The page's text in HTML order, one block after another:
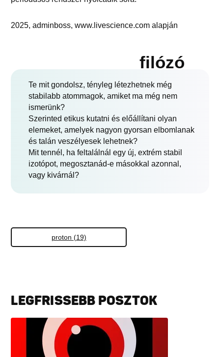
2025, adminboss, www.livescience.com alapján
filózó
Te mit gondolsz, tényleg létezhetnek még
stabilabb atommagok, amiket ma még nem
ismerünk?
Szerinted etikus kutatni és előállítani olyan
elemeket, amelyek nagyon gyorsan elbomlanak
és talán veszélyesek lehetnek?
Mit tennél, ha feltalálnál egy új, extrém stabil
izotópot, megosztanád-e másokkal azonnal,
vagy kivárnál?
proton (19)
LEGFRISSEBB POSZTOK